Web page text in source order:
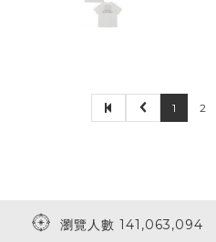
1 2
瀏覽人數 141,063,094